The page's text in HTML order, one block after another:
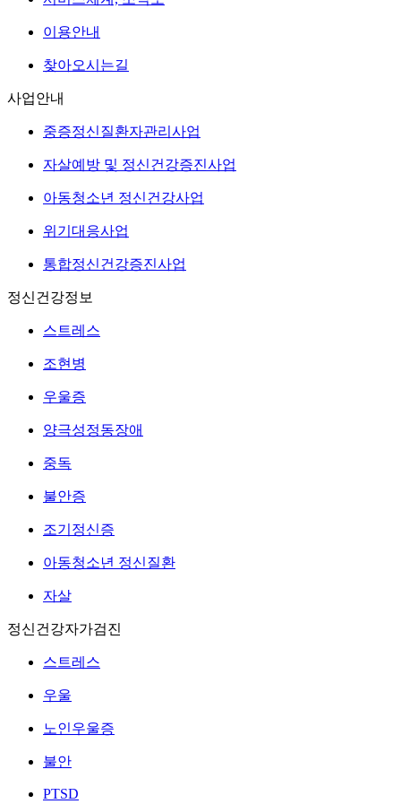
이용안내
찾아오시는길
사업안내
중증정신질환자관리사업
자살예방 및 정신건강증진사업
아동청소년 정신건강사업
위기대응사업
통합정신건강증진사업
정신건강정보
스트레스
조현병
우울증
양극성정동장애
중독
불안증
조기정신증
아동청소년 정신질환
자살
정신건강자가검진
스트레스
우울
노인우울증
불안
PTSD